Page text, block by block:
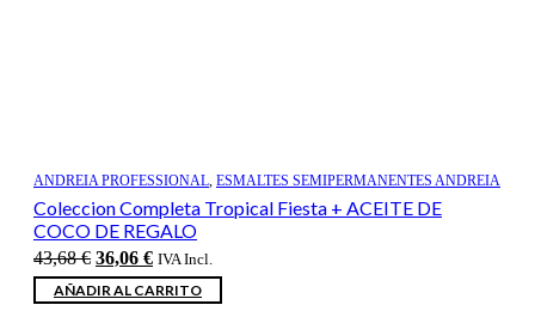
ANDREIA PROFESSIONAL, ESMALTES SEMIPERMANENTES ANDREIA
Coleccion Completa Tropical Fiesta + ACEITE DE
COCO DE REGALO
43,68€ El
precio
original
36,06 €El
precio
actual
IVA Incl.
AÑADIR AL CARRITO